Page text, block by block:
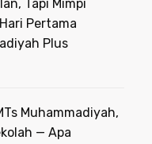
Tapi Mimpi
Pertama
Plus
Muhammadiyah,
— Apa